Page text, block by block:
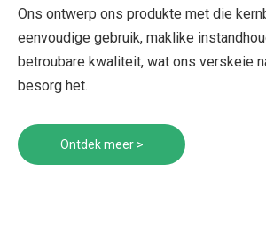
Ons ontwerp ons produkte met die
eenvoudige gebruik, maklike
betroubare kwaliteit, wat ons verskeie
besorg het.
Ontdek meer >